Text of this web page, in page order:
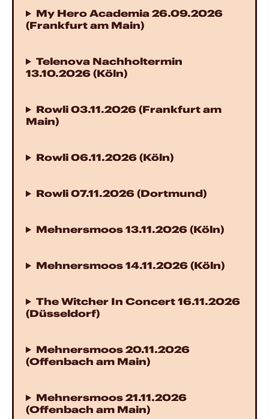
My Hero Academia 26.09.2026
(Frankfurt am Main)
Telenova Nachholtermin
13.10.2026 (Köln)
Rowli 03.11.2026 (Frankfurt am
Main)
Rowli 06.11.2026 (Köln)
Rowli 07.11.2026 (Dortmund)
Mehnersmoos 13.11.2026 (Köln)
Mehnersmoos 14.11.2026 (Köln)
The Witcher In Concert 16.11.2026
(Düsseldorf)
Mehnersmoos 20.11.2026
(Offenbach am Main)
Mehnersmoos 21.11.2026
(Offenbach am Main)